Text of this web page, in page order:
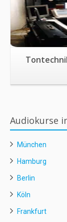
Audiokurse
München
Hamburg
Berlin
Köln
Frankfurt